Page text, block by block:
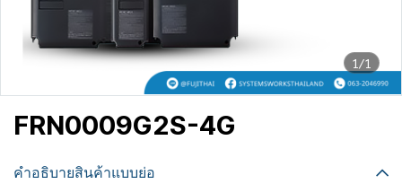
1/1
FRN0009G2S-4G
คำอธิบายสินค้าแบบย่อ